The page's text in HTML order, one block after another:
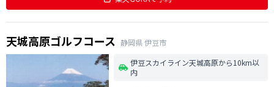
天城高原ゴルフコース 静岡県伊豆市
伊豆スカイライン天城高原から10km以
内